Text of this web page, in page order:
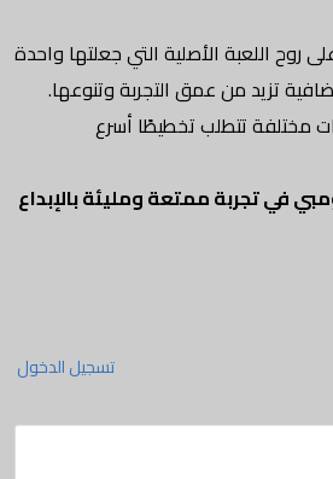
روح اللعبة الأصلية التي جعلتها واحدة
تزيد من عمق التجربة وتنوعها.
مختلفة تتطلب تخطيطًا أسرع
في تجربة ممتعة ومليئة بالإبداع
تسجيل الدخول